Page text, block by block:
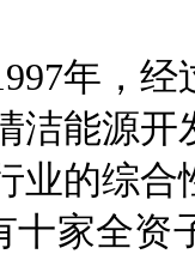
年，
洁能源
业的综
十家全